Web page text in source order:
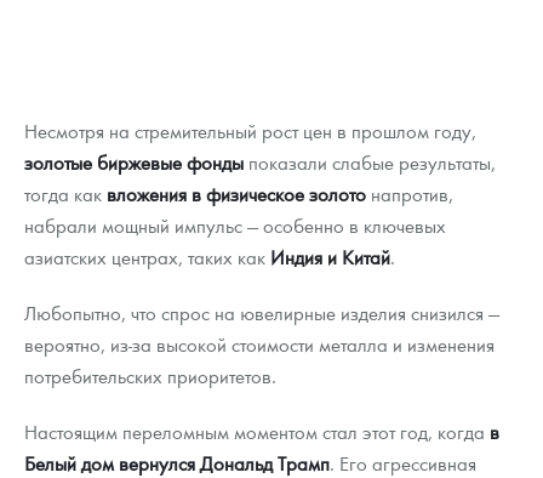
Несмотря на стремительный рост цен в прошлом году,
золотые биржевые фонды показали слабые результаты,
тогда как вложения в физическое золото напротив,
набрали мощный импульс — особенно в ключевых
азиатских центрах, таких как Индия и Китай.
Любопытно, что спрос на ювелирные изделия снизился —
вероятно, из-за высокой стоимости металла и изменения
потребительских приоритетов.
Настоящим переломным моментом стал этот год, когда в
Белый дом вернулся Дональд Трамп. Его агрессивная